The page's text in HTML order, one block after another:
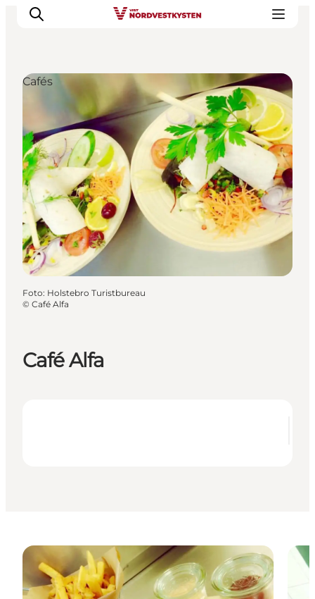
Urlaubsorte
Inspiration
Events
Unterkunft
Mach deine Urlaubsplanung
Café Alfa
Cafés
Foto: Holstebro Turistbureau
© Café Alfa